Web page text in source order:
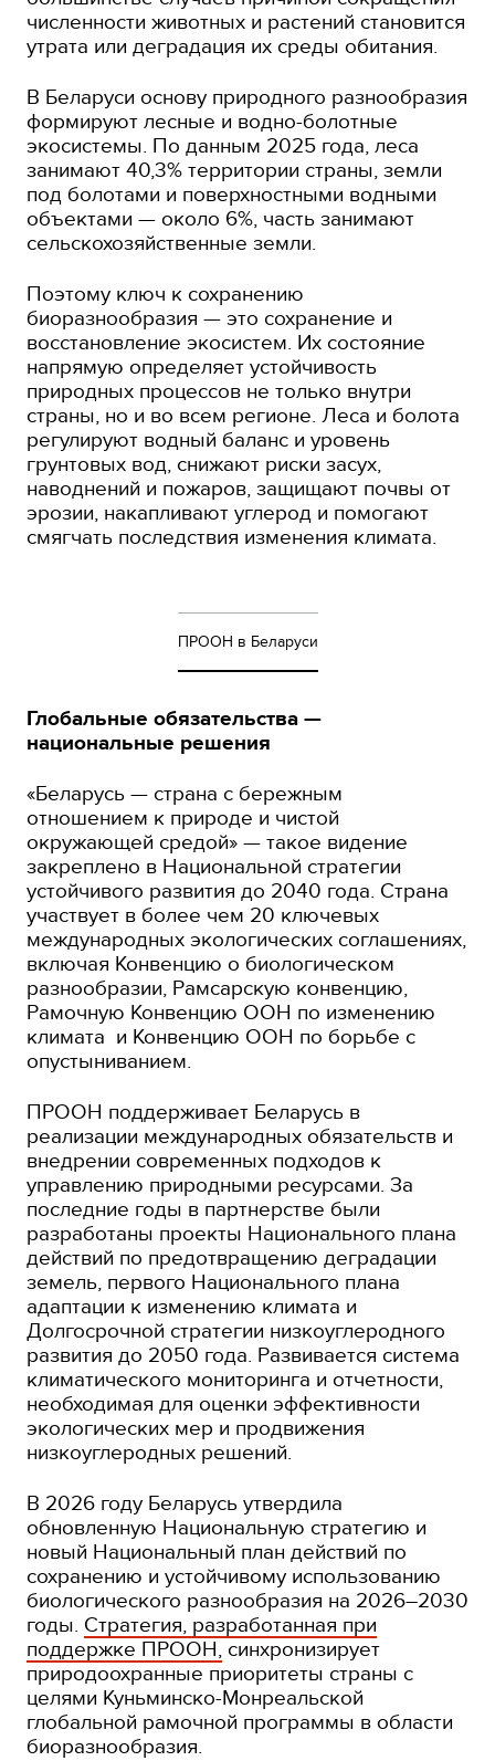
численности животных и растений становится
утрата или деградация их среды обитания.
В Беларуси основу природного разнообразия
формируют лесные и водно-болотные
экосистемы. По данным 2025 года, леса
занимают 40,3% территории страны, земли
под болотами и поверхностными водными
объектами — около 6%, часть занимают
сельскохозяйственные земли.
Поэтому ключ к сохранению
биоразнообразия — это сохранение и
восстановление экосистем. Их состояние
напрямую определяет устойчивость
природных процессов не только внутри
страны, но и во всем регионе. Леса и болота
регулируют водный баланс и уровень
грунтовых вод, снижают риски засух,
наводнений и пожаров, защищают почвы от
эрозии, накапливают углерод и помогают
смягчать последствия изменения климата.
ПРООН в Беларуси
Глобальные обязательства —
национальные решения
«Беларусь — страна с бережным
отношением к природе и чистой
окружающей средой» — такое видение
закреплено в Национальной стратегии
устойчивого развития до 2040 года. Страна
участвует в более чем 20 ключевых
международных экологических соглашениях,
включая Конвенцию о биологическом
разнообразии, Рамсарскую конвенцию,
Рамочную Конвенцию ООН по изменению
климата и Конвенцию ООН по борьбе с
опустыниванием.
ПРООН поддерживает Беларусь в
реализации международных обязательств и
внедрении современных подходов к
управлению природными ресурсами. За
последние годы в партнерстве были
разработаны проекты Национального плана
действий по предотвращению деградации
земель, первого Национального плана
адаптации к изменению климата и
Долгосрочной стратегии низкоуглеродного
развития до 2050 года. Развивается система
климатического мониторинга и отчетности,
необходимая для оценки эффективности
экологических мер и продвижения
низкоуглеродных решений.
В 2026 году Беларусь утвердила
обновленную Национальную стратегию и
новый Национальный план действий по
сохранению и устойчивому использованию
биологического разнообразия на 2026–2030
годы. Стратегия, разработанная при
поддержке ПРООН,синхронизирует
природоохранные приоритеты страны с
целями Куньминско-Монреальской
глобальной рамочной программы в области
биоразнообразия.